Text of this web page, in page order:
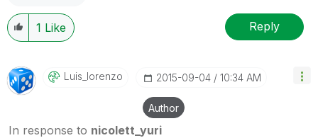
1 Like Reply
Luis_lorenzo ‎2015-09-04 10:34 AM
Author
In response to nicolett_yuri